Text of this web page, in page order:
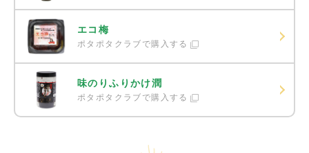
エコ梅
ポタポタクラブで購入する
味のりふりかけ潤
ポタポタクラブで購入する